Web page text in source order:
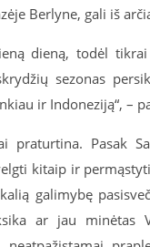
Berlyne, gali iš
dieną, todėl
sezonas
ir Indoneziją“, –
praturtina. Pasak
kitaip ir
galimybę
ar jau minėtas